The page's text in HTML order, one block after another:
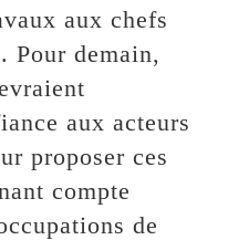
aux chefs
Pour demain,
aux acteurs
proposer ces
compte
de